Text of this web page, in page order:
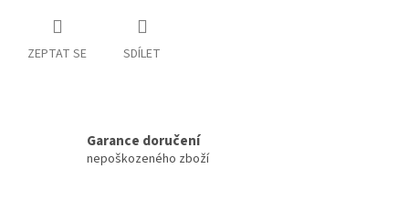
ZEPTAT SE SDÍLET
Garance doručení
nepoškozeného zboží